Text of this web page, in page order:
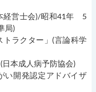
経営士会)/昭和41年 5
局)
ラクター」(言論科学
本成人病予防協会)
開発認定アドバイザ